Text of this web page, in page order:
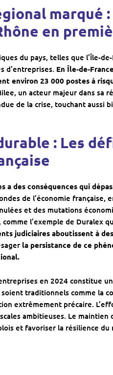
marqué :
en
du pays, telles que l’Île-
d’entreprises. En Île-de-
environ 23 000 postes à
un acteur majeur dans
de la crise, touchant aussi
: Les
a des conséquences qui
de l’économie française,
et des mutations
l’exemple de Duralex
judiciaires aboutissent à
la persistance de ce
en 2024 constitue
soient traditionnels comme la
extrêmement précaire.
ambitieuses. Le
et favoriser la résilience du